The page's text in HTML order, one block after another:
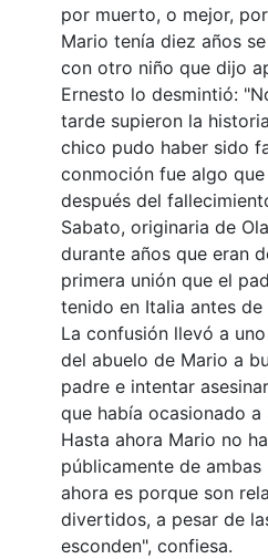
por muerto, o mejor,
Mario tenía diez años
con otro niño que dijo
Ernesto lo desmintió:
tarde supieron la
chico pudo haber sido
conmoción fue algo
después del
Sabato, originaria de
durante años que eran
primera unión que el
tenido en Italia antes
La confusión llevó a
del abuelo de Mario a
padre e intentar
que había ocasionado a
Hasta ahora Mario no
públicamente de
ahora es porque son
divertidos, a pesar de
esconden", confiesa.